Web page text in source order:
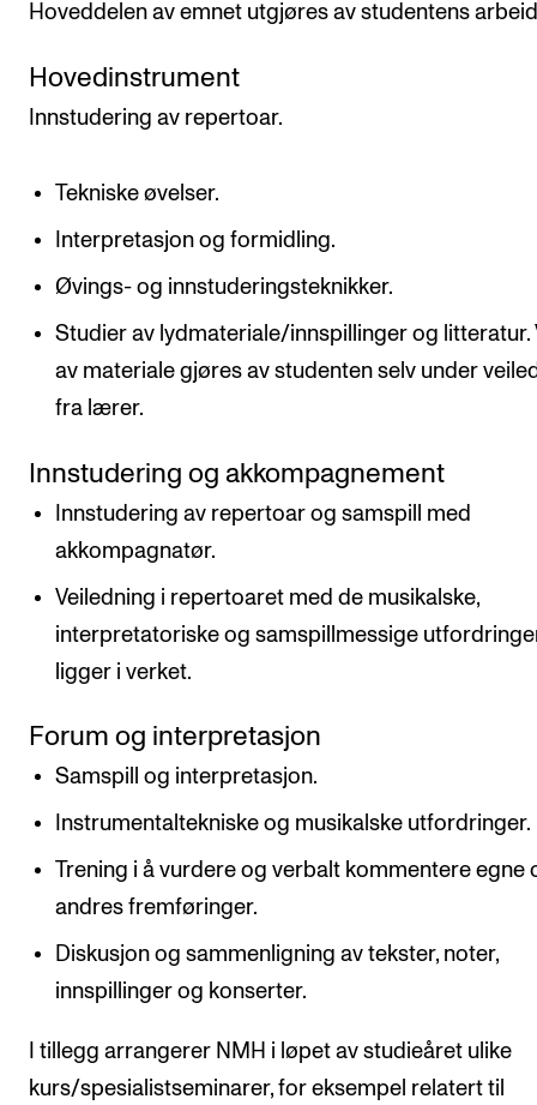
Hoveddelen av emnet utgjøres av studentens
Hovedinstrument
Innstudering av repertoar.
Tekniske øvelser.
Interpretasjon og formidling.
Øvings- og innstuderingsteknikker.
Studier av lydmateriale/innspillinger og litteratur.
av materiale gjøres av studenten selv under
fra lærer.
Innstudering og akkompagnement
Innstudering av repertoar og samspill med
akkompagnatør.
Veiledning i repertoaret med de musikalske,
interpretatoriske og samspillmessige
ligger i verket.
Forum og interpretasjon
Samspill og interpretasjon.
Instrumentaltekniske og musikalske utfordringer.
Trening i å vurdere og verbalt kommentere egne
andres fremføringer.
Diskusjon og sammenligning av tekster, noter,
innspillinger og konserter.
I tillegg arrangerer NMH i løpet av studieåret ulike
kurs/spesialistseminarer, for eksempel relatert til